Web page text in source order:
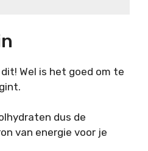
Wel is het goed om te
dus de
van energie voor je